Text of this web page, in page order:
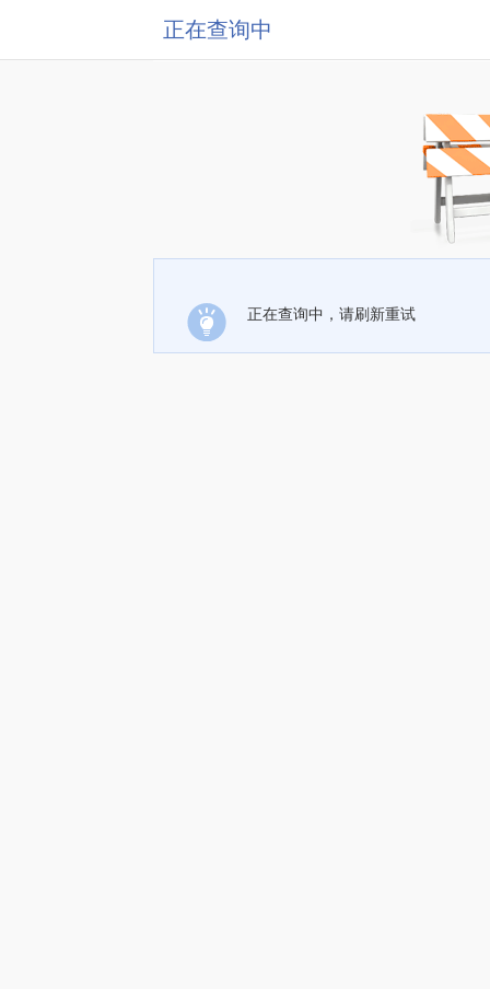
正在查询中
正在查询中，请刷新重试